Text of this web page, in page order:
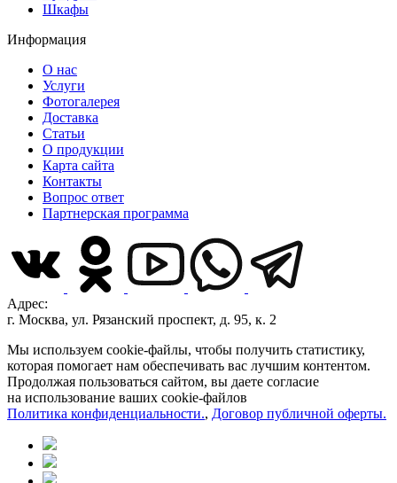
Шкафы
Информация
О нас
Услуги
Фотогалерея
Доставка
Статьи
О продукции
Карта сайта
Контакты
Вопрос ответ
Партнерская программа
Адрес:
г. Москва, ул. Рязанский проспект, д. 95, к. 2
Мы используем cookie-файлы, чтобы получить статистику,
которая помогает нам обеспечивать вас лучшим контентом.
Продолжая пользоваться сайтом, вы даете согласие
на использование ваших cookie-файлов
Политика конфиденциальности., Договор публичной оферты.